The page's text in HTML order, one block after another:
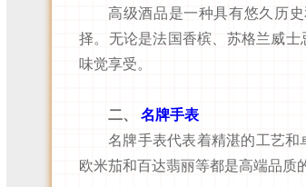
高级酒品是一种具有悠久历
择。无论是法国香槟、苏格兰威
味觉享受。
二、
名牌手表
名牌手表代表着精湛的工艺和
欧米茄和百达翡丽等都是高端品质